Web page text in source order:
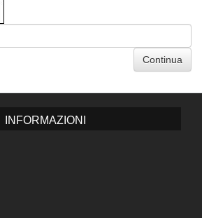
Continua
INFORMAZIONI